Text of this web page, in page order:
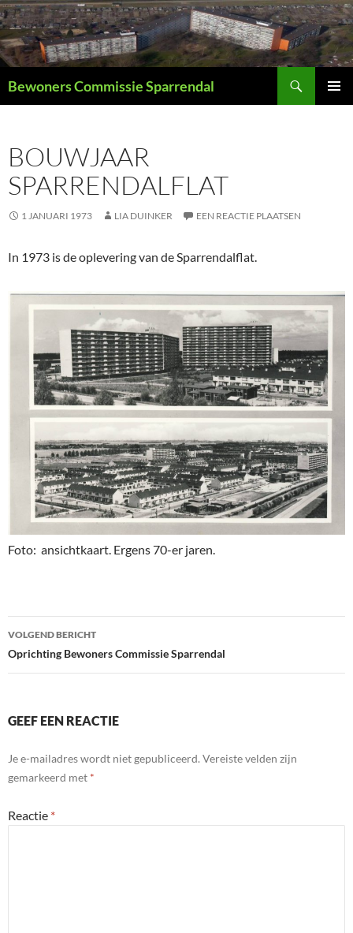
Ga
naar
de
inhoud
Bewoners Commissie Sparrendal
BOUWJAAR
SPARRENDALFLAT
1 JANUARI 1973 LIA DUINKER EEN REACTIE PLAATSEN
In 1973 is de oplevering van de Sparrendalflat.
Foto: ansichtkaart. Ergens 70-er jaren.
Bericht
navigatie
VOLGEND BERICHT
Oprichting Bewoners Commissie Sparrendal
GEEF EEN REACTIE
Je e-mailadres wordt niet gepubliceerd.Vereiste velden zijn
gemarkeerd met *
Reactie *